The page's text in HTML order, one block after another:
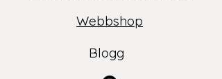
Webbshop
Blogg